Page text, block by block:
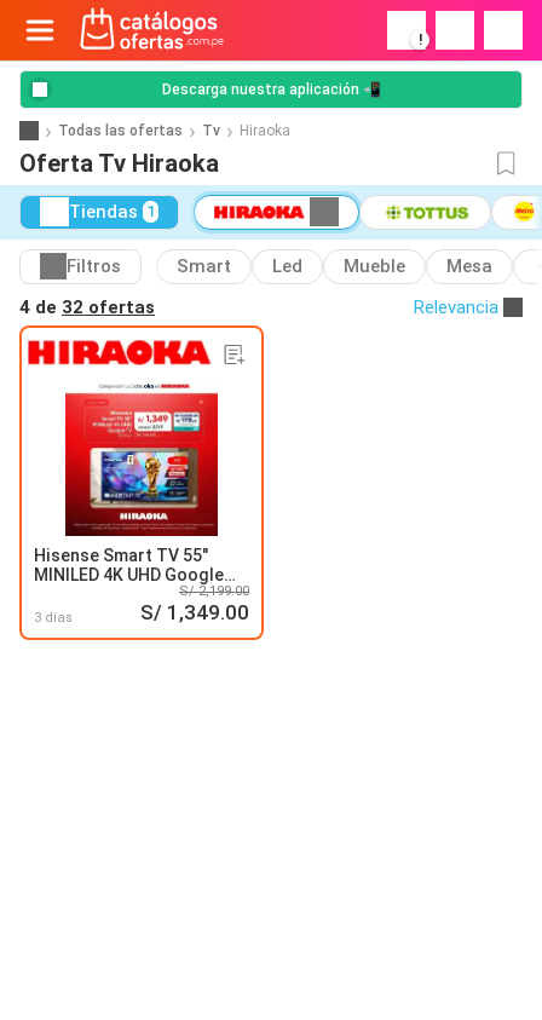
!
Descarga nuestra aplicación 📲
Todas las ofertas Tv Hiraoka
Oferta Tv Hiraoka
Tiendas 1
Filtros Smart Led Mueble
Mesa
4 de 32 ofertas Relevancia
Hisense Smart TV 55"
MINILED 4K UHD Google
3 días
S/ 2,199.00
S/ 1,349.00